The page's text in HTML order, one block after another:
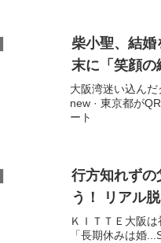
柴小聖、結
末に「笑顔
大阪湾迷い込ん
new · 東京都が
ート
行方知れずの
う！ リアル
ＫＩＴＴＥ大阪
「長期休みは婚